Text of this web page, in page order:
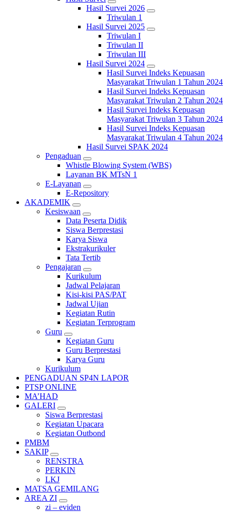
Hasil Survei 2026
Triwulan 1
Hasil Survei 2025
Triwulan I
Triwulan II
Triwulan III
Hasil Survei 2024
Hasil Survei Indeks Kepuasan
Masyarakat Triwulan 1 Tahun 2024
Hasil Survei Indeks Kepuasan
Masyarakat Triwulan 2 Tahun 2024
Hasil Survei Indeks Kepuasan
Masyarakat Triwulan 3 Tahun 2024
Hasil Survei Indeks Kepuasan
Masyarakat Triwulan 4 Tahun 2024
Hasil Survei SPAK 2024
Pengaduan
Whistle Blowing System (WBS)
Layanan BK MTsN 1
E-Layanan
E-Repository
AKADEMIK
Kesiswaan
Data Peserta Didik
Siswa Berprestasi
Karya Siswa
Ekstrakurikuler
Tata Tertib
Pengajaran
Kurikulum
Jadwal Pelajaran
Kisi-kisi PAS/PAT
Jadwal Ujian
Kegiatan Rutin
Kegiatan Terprogram
Guru
Kegiatan Guru
Guru Berprestasi
Karya Guru
Kurikulum
PENGADUAN SP4N LAPOR
PTSP ONLINE
MA’HAD
GALERI
Siswa Berprestasi
Kegiatan Upacara
Kegiatan Outbond
PMBM
SAKIP
RENSTRA
PERKIN
LKJ
MATSA GEMILANG
AREA ZI
zi – eviden